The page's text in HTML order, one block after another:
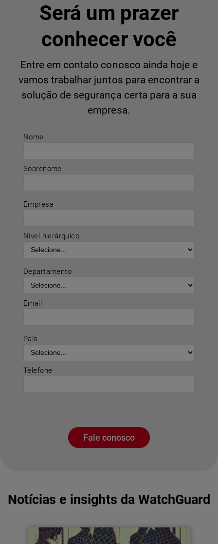
Nome
Sobrenome
Empresa
Nível hierárquico
Departamento
Email
País
Telefone
Fale conosco
Será um prazer
conhecer você
Entre em contato conosco ainda hoje e
vamos trabalhar juntos para encontrar a
solução de segurança certa para a sua
empresa.
Notícias e insights da WatchGuard